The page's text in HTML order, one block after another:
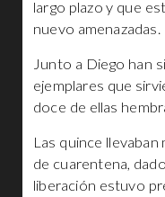
largo plazo y que
nuevo amenazadas.
Junto a Diego han
ejemplares que
doce de ellas
Las quince
de cuarentena,
liberación estuvo